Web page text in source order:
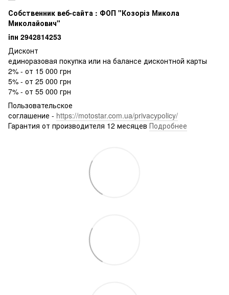
Собственник веб-сайта : ФОП "Козоріз Микола
Миколайович"
iпн 2942814253
Дисконт
единоразовая покупка или на балансе дисконтной карты
2% - от 15 000 грн
5% - от 25 000 грн
7% - от 55 000 грн
Пользовательское
соглашение - https://motostar.com.ua/privacypolicy/
Гарантия от производителя 12 месяцев Подробнее